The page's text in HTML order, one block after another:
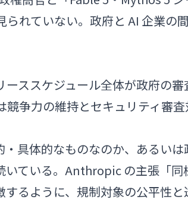
れていない。政府と AI 企業の間
ススケジュール全体が政府の審
争力の維持とセキュリティ審
具体的なものなのか、あるいは
いている。Anthropic の主張「同
するように、規制対象の公平性と